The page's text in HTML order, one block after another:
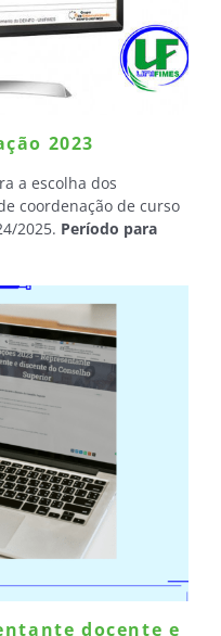
2023
a escolha dos
coordenação de curso
2025. Período para
docente e